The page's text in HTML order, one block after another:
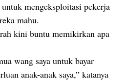
mengeksploitasi pekerja
mahu.
kini buntu memikirkan apa
wang saya untuk bayar
anak-anak saya,” katanya